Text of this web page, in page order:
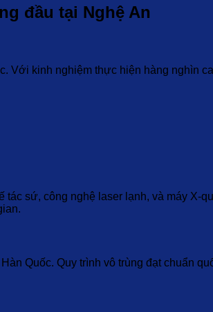
đầu tại Nghệ An
Với kinh nghiệm thực hiện hàng nghìn
tác sứ, công nghệ laser lạnh, và máy X-
Quốc. Quy trình vô trùng đạt chuẩn